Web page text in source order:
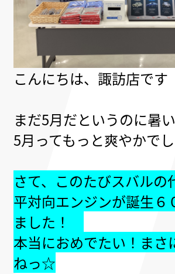
こんにちは、諏訪店です
まだ5月だというのに暑
5月ってもっと爽やかで
さて、このたびスバルの
平対向エンジンが誕生６
ました！
本当におめでたい！ まさ
ねっ☆